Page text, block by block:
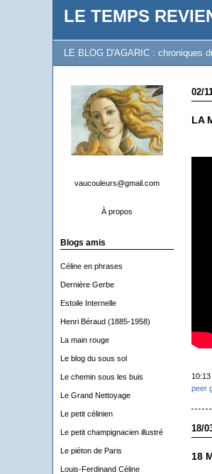
LE TEMPS
LE BLOG D'AGARIC : chroniques
vaucouleurs@gmail.com
À propos
Blogs amis
Céline en phrases
Dernière Gerbe
Estoile Internelle
Henri Béraud (1885-1958)
La main rouge
Le blog du sous sol
Le chemin sous les buis
Le Grand Nettoyage
Le petit célinien
Le petit champignacien illustré
Le piéton de Paris
Louis-Ferdinand Céline
02/
LA
peer
18/
18